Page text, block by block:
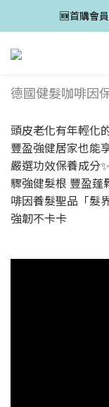
🆕首購會
德國健髮咖啡因
頭皮老化有年輕化
豐盈強健居家也能
嚴選功效保養成分
驟強健髮根 豐盈蓬
啡因養髮聖品「髮
強韌不卡卡